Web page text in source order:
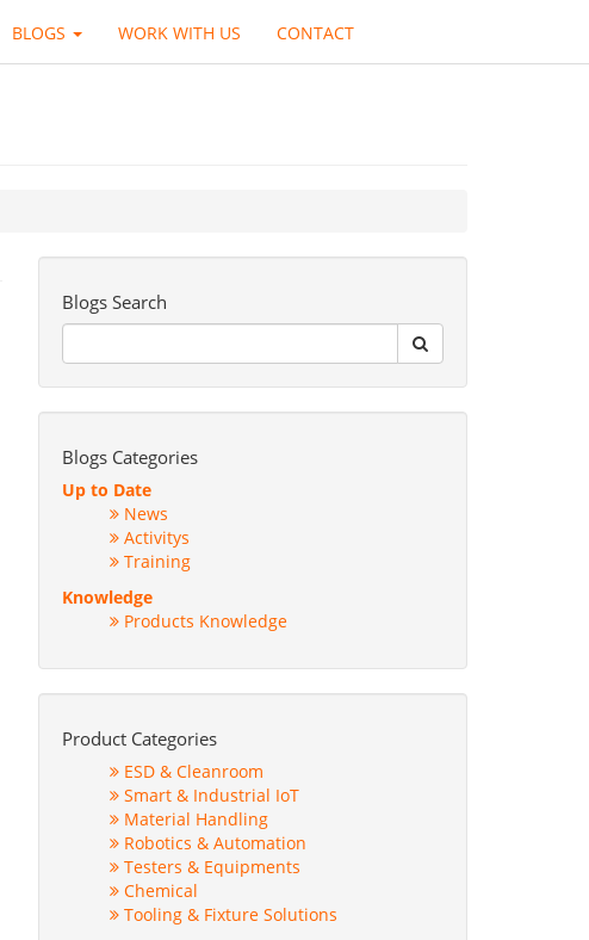
BLOGS WORK WITH US CONTACT
Blogs Search
Blogs Categories
Up to Date
News
Activitys
Training
Knowledge
Products Knowledge
Product Categories
ESD & Cleanroom
Smart & Industrial IoT
Material Handling
Robotics & Automation
Testers & Equipments
Chemical
Tooling & Fixture Solutions